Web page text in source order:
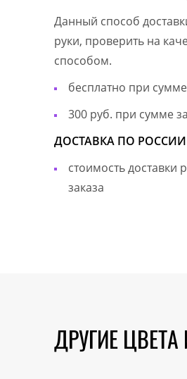
Данный способ
руки, проверить на
способом.
бесплатно при
300 руб. при сумме
ДОСТАВКА ПО РОССИИ
стоимость доставки
заказа
ДРУГИЕ